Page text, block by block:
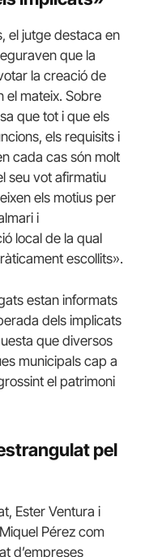
el jutge destaca en
que la
la creació de
el mateix. Sobre
que tot i que els
els requisits i
cada cas són molt
seu vot afirmatiu
els motius per
i
local de la qual
escollits».
estan informats
dels implicats
que diversos
municipals cap a
el patrimoni
pel
Ester Ventura i
Pérez com
d’empreses